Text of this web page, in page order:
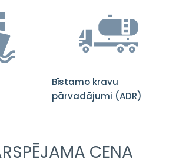
Bīstamo kravu
pārvadājumi (ADR)
CENA